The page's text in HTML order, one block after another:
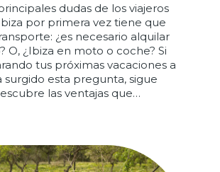
dudas de los viajeros
por primera vez tiene que
¿es necesario alquilar
O, ¿Ibiza en moto o coche? Si
tus próximas vacaciones a
surgido esta pregunta, sigue
las ventajas que…